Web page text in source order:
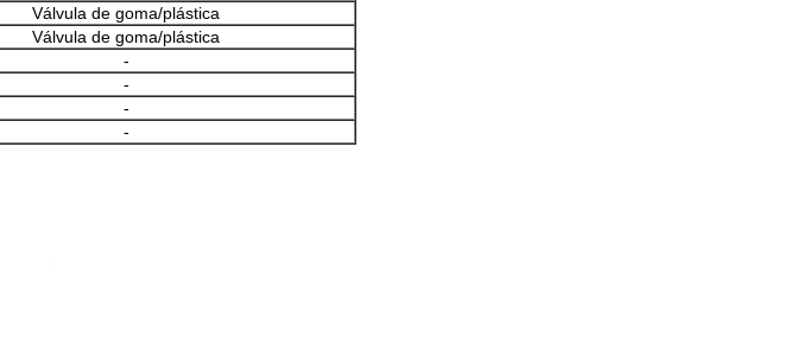
Válvula de goma/plástica
Válvula de goma/plástica
-
-
-
-